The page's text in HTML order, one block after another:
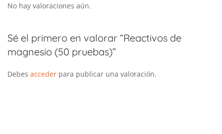
No hay valoraciones aún.
Sé el primero en valorar “Reactivos de
magnesio (50 pruebas)”
Debes acceder para publicar una valoración.